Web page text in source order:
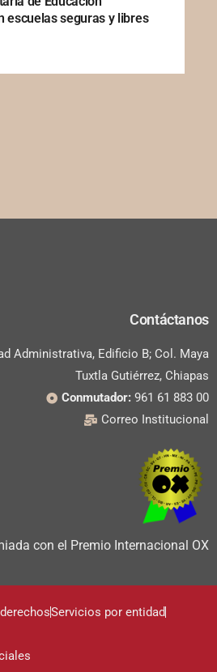
escuelas seguras y libres
Contáctanos
Administrativa, Edificio B; Col. Maya
Tuxtla Gutiérrez, Chiapas
Conmutador: 961 61 883 00
Correo Institucional
con el Premio Internacional OX
Servicios por entidad